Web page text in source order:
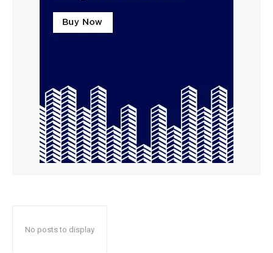
No posts to display